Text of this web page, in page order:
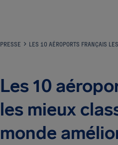
PRESSE
Les 10
les mieux
monde